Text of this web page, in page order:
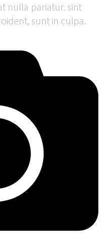
nulla pariatur. sint
sunt in culpa.